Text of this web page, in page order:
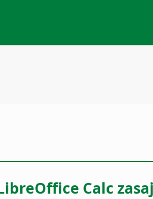
Calc